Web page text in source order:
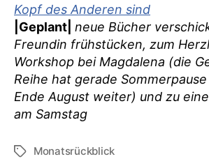
Kopf des Anderen sind
|Geplant| neue Bücher
Freundin frühstücken, zum
Workshop bei Magdalena (die
Reihe hat gerade
Ende August weiter) und zu
am Samstag
Schlagwörter
Monatsrückblick